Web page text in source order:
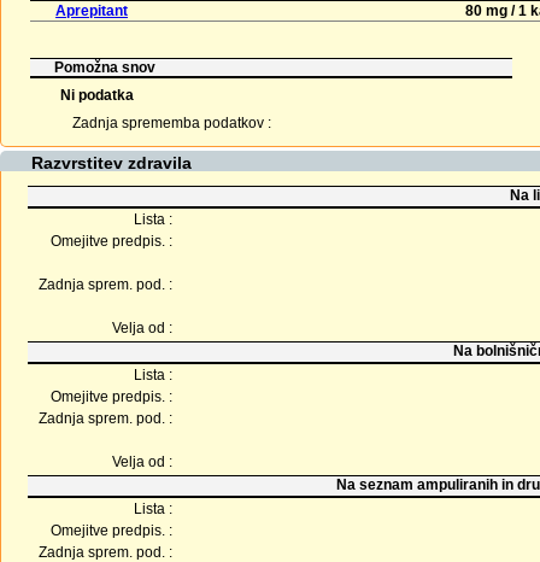
Aprepitant
80 mg / 1
Pomožna snov
Ni podatka
Zadnja sprememba podatkov :
Razvrstitev zdravila
Na
Lista :
Omejitve predpis. :
Zadnja sprem. pod. :
Velja od :
Na
Lista :
Omejitve predpis. :
Zadnja sprem. pod. :
Velja od :
Na seznam ampuliranih in
Lista :
Omejitve predpis. :
Zadnja sprem. pod. :